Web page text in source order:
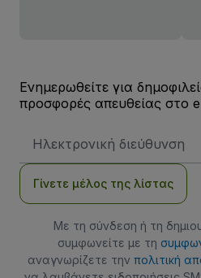
Ενημερωθείτε για
προσφορές απευθείας στο
Email
Γίνετε μέλος της λίστας
Με τη σύνδεση ή τη
συμφωνείτε με τη
αναγνωρίζετε την πολιτική